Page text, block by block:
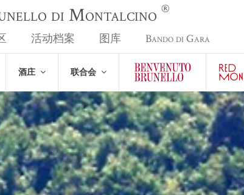
di Montalcino ®
活动档案 图库 Bando di Gara
酒庄 联合会